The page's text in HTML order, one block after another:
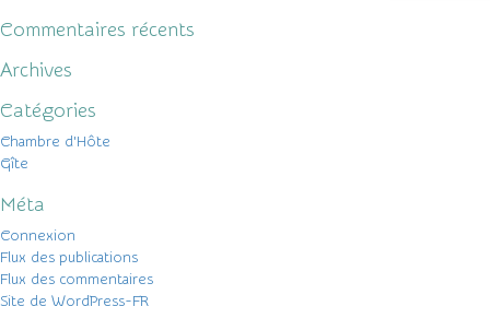
Commentaires récents
Archives
Catégories
Chambre d'Hôte
Gîte
Méta
Connexion
Flux des publications
Flux des commentaires
Site de WordPress-FR